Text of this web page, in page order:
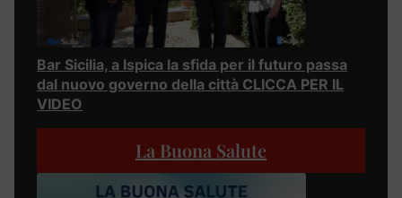
Bar Sicilia, a Ispica la sfida per il futuro passa
dal nuovo governo della città CLICCA PER IL
VIDEO
La Buona Salute